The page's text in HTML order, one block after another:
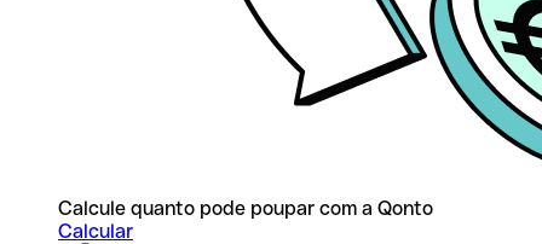
Calcule quanto pode poupar com a Qonto
Calcular